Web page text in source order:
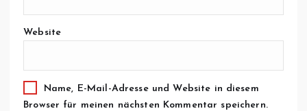
Website
Name, E-Mail-Adresse und Website in diesem
Browser für meinen nächsten Kommentar speichern.